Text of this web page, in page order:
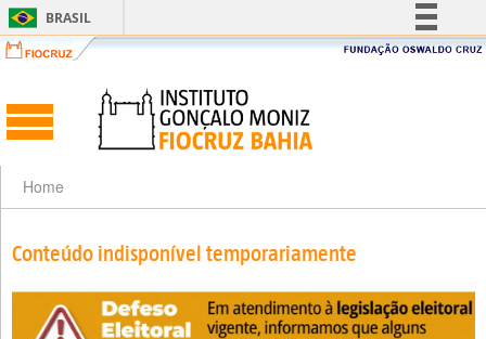
BRASIL
Simplifique!
Acesso à informação
Canais
Home
Conteúdo indisponível temporariamente